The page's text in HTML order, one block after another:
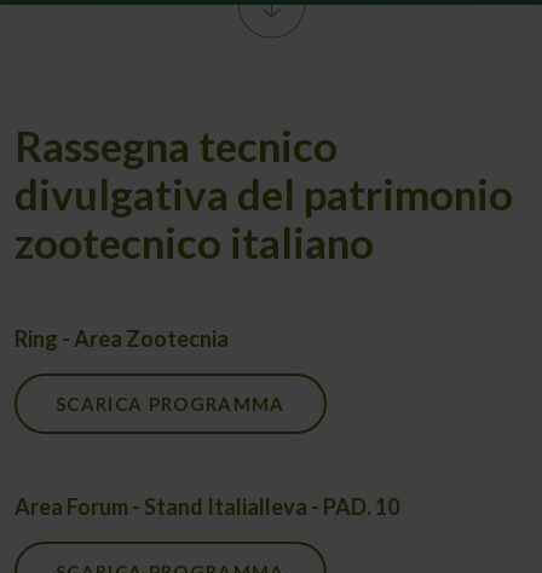
Rassegna tecnico
divulgativa del patrimonio
zootecnico italiano
Ring - Area Zootecnia
SCARICA PROGRAMMA
Area Forum - Stand Italialleva - PAD. 10